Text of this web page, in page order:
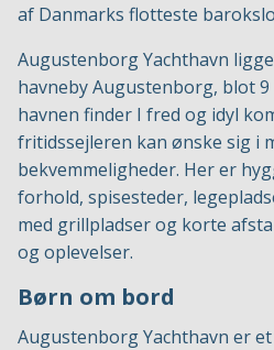
af Danmarks flotteste
Augustenborg Yachthavn
havneby Augustenborg, blot
havnen finder I fred og idyl
fritidssejleren kan ønske sig i
bekvemmeligheder. Her er
forhold, spisesteder,
med grillpladser og korte
og oplevelser.
Børn om bord
Augustenborg Yachthavn er